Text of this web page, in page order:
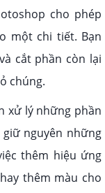
cho phép
một chi tiết. Bạn
cắt phần còn lại
chúng.
xử lý những phần
nguyên những
thêm hiệu ứng
thêm màu cho